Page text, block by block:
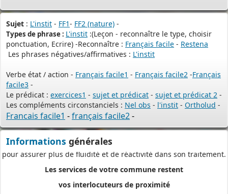
Sujet : L'instit - FF1- FF2 (nature) -
Types de phrase : L'instit :(Leçon - reconnaître le type, choisir
ponctuation, Ecrire) -Reconnaître : Français facile - Restena
Les phrases négatives/affirmatives : L'instit
Verbe état / action - Français facile1 - Français facile2 -Français
facile3 -
Le prédicat : exercices1 - sujet et prédicat - sujet et prédicat 2 -
Les compléments circonstanciels : Nel obs - l'instit - Ortholud -
Francais facile1 -français facile2-
Informations générales
à tout moment et où que vous soyez, dans le cadre d’une
démarche simplifiée.
Plus besoin d’imprimer vos demandes en de multiples
exemplaires, d’envoyer des plis en recommandé avec accusé de
réception
ou de vous déplacer aux horaires d’ouverture de votre mairie : en
déposant en ligne, vous réaliserez des économies de papier,
de frais d’envoi et de temps. Vous pouvez également suivre en
ligne l’avancement du traitement de votre demande,
accéder aux courriers de la mairie, etc. Une fois déposée, votre
demande sera instruite de façon dématérialisée
pour assurer plus de fluidité et de réactivité dans son traitement.
Les services de votre commune restent